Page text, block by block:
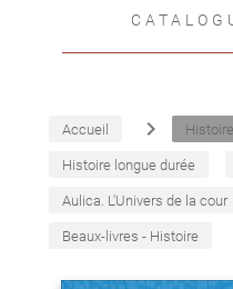
Accueil navigate_next Histoire
Histoire longue durée
Aulica. L'Univers de la cour
Beaux-livres - Histoire